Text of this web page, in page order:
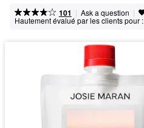
101 | Ask a question |
Hautement évalué par les clients pour :